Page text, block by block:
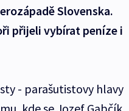
Slovenska.
přijeli vybírat peníze i
- parašutistovy hlavy